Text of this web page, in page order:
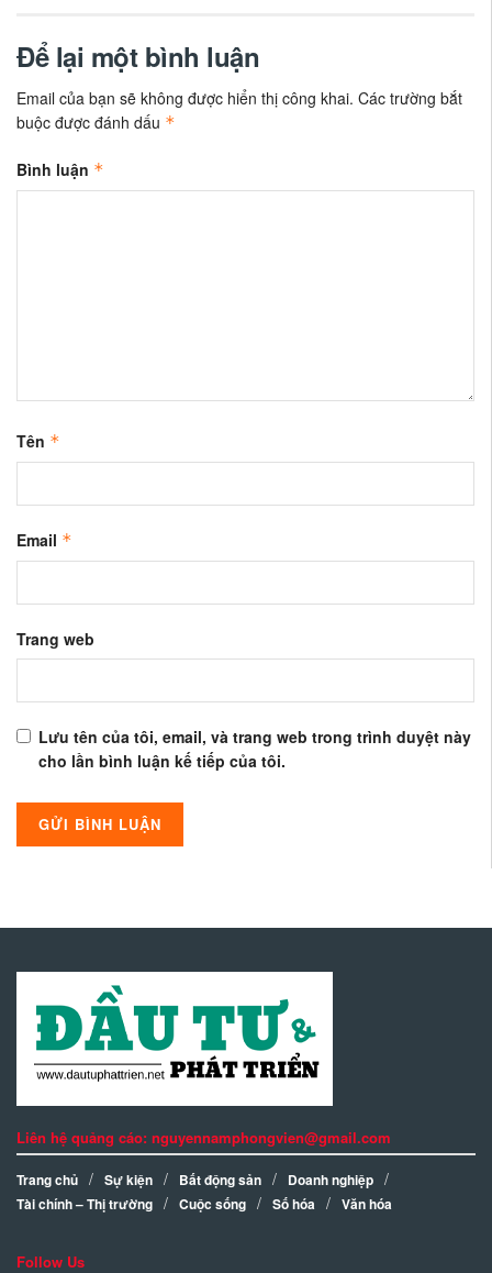
Để lại một bình luận
Email của bạn sẽ không được hiển thị công khai. Các trường bắt
buộc được đánh dấu *
Bình luận *
Tên *
Email *
Trang web
Lưu tên của tôi, email, và trang web trong trình duyệt này
cho lần bình luận kế tiếp của tôi.
Liên hệ quảng cáo: nguyennamphongvien@gmail.com
Trang chủ Sự kiện Bất động sản
Doanh nghiệp
Tài chính – Thị trường
Cuộc sống Số hóa Văn hóa
Follow Us